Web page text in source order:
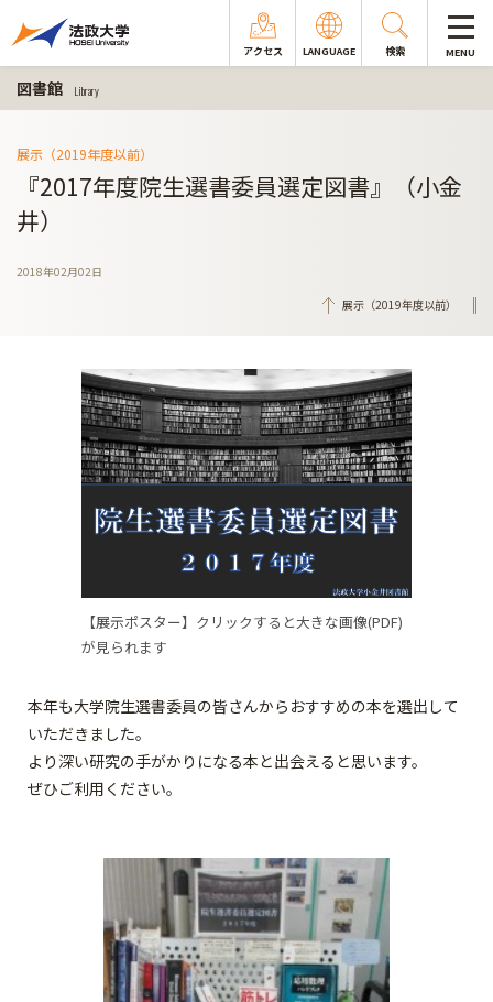
アクセス LANGUAGE 検索 MENU
図書館 Library
展示（2019年度以前）
『2017年度院生選書委員選定図書』（小金
井）
2018年02月02日
展示（2019年度以前）
【展示ポスター】クリックすると大きな画像(PDF)
が見られます
本年も大学院生選書委員の皆さんからおすすめの本を選出して
いただきました。
より深い研究の手がかりになる本と出会えると思います。
ぜひご利用ください。